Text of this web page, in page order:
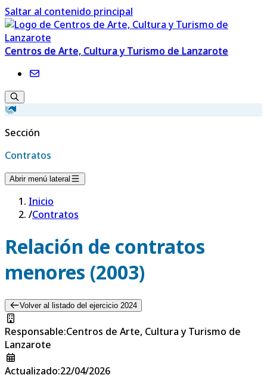
Saltar al contenido principal
Centros de Arte, Cultura y Turismo de Lanzarote
Sección
Contratos
Abrir menú lateral
Inicio
/Contratos
Relación de contratos
menores (2003)
Volver al listado del ejercicio 2024
Responsable:Centros de Arte, Cultura y Turismo de
Lanzarote
Actualizado:22/04/2026